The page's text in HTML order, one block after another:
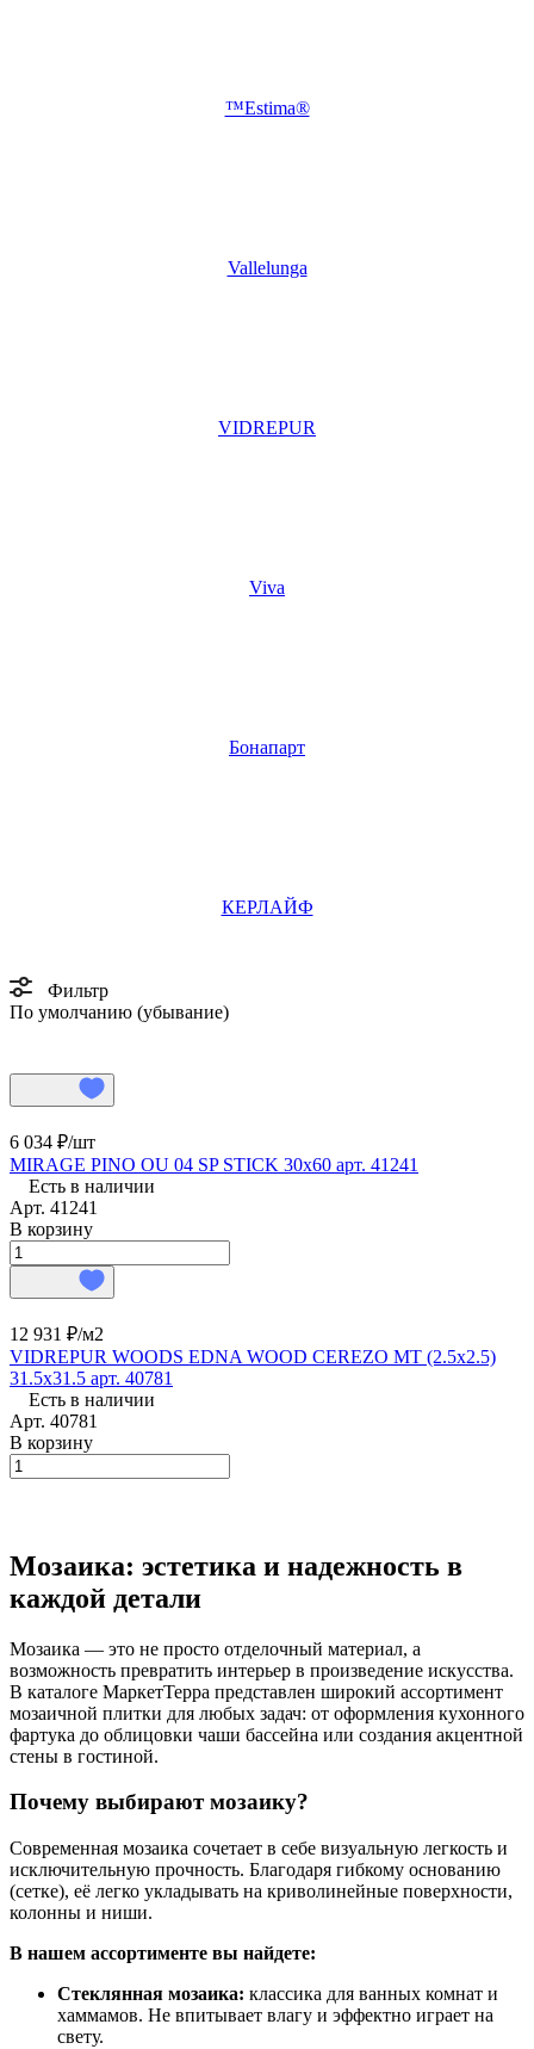
™Estima®
Vallelunga
VIDREPUR
Viva
Бонапарт
КЕРЛАЙФ
Фильтр
По умолчанию (убывание)
6 034 ₽/шт
MIRAGE PINO OU 04 SP STICK 30х60 арт. 41241
Есть в наличии
Арт. 41241
В корзину
12 931 ₽/м2
VIDREPUR WOODS EDNA WOOD CEREZO MT (2.5х2.5)
31.5х31.5 арт. 40781
Есть в наличии
Арт. 40781
В корзину
Мозаика: эстетика и надежность в
каждой детали
Мозаика — это не просто отделочный материал, а
возможность превратить интерьер в произведение искусства.
В каталоге МаркетТерра представлен широкий ассортимент
мозаичной плитки для любых задач: от оформления кухонного
фартука до облицовки чаши бассейна или создания акцентной
стены в гостиной.
Почему выбирают мозаику?
Современная мозаика сочетает в себе визуальную легкость и
исключительную прочность. Благодаря гибкому основанию
(сетке), её легко укладывать на криволинейные поверхности,
колонны и ниши.
В нашем ассортименте вы найдете:
Стеклянная мозаика: классика для ванных комнат и
хаммамов. Не впитывает влагу и эффектно играет на
свету.